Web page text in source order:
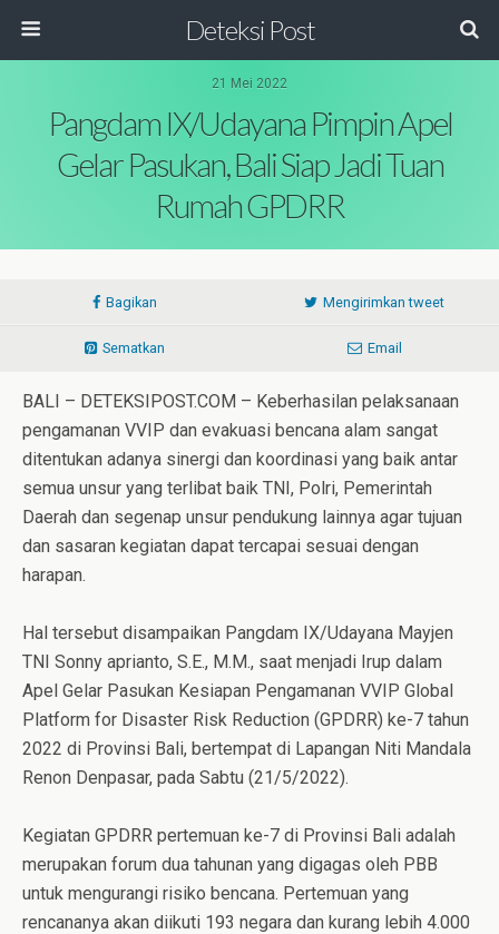
Deteksi Post
21 Mei 2022
Pangdam IX/Udayana Pimpin Apel
Gelar Pasukan, Bali Siap Jadi Tuan
Rumah GPDRR
Bagikan Mengirimkan tweet
Sematkan Email
BALI – DETEKSIPOST.COM – Keberhasilan pelaksanaan
pengamanan VVIP dan evakuasi bencana alam sangat
ditentukan adanya sinergi dan koordinasi yang baik antar
semua unsur yang terlibat baik TNI, Polri, Pemerintah
Daerah dan segenap unsur pendukung lainnya agar tujuan
dan sasaran kegiatan dapat tercapai sesuai dengan
harapan.
Hal tersebut disampaikan Pangdam IX/Udayana Mayjen
TNI Sonny aprianto, S.E., M.M., saat menjadi Irup dalam
Apel Gelar Pasukan Kesiapan Pengamanan VVIP Global
Platform for Disaster Risk Reduction (GPDRR) ke-7 tahun
2022 di Provinsi Bali, bertempat di Lapangan Niti Mandala
Renon Denpasar, pada Sabtu (21/5/2022).
Kegiatan GPDRR pertemuan ke-7 di Provinsi Bali adalah
merupakan forum dua tahunan yang digagas oleh PBB
untuk mengurangi risiko bencana. Pertemuan yang
rencananya akan diikuti 193 negara dan kurang lebih 4.000